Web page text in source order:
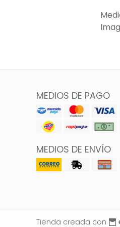
MEDIOS DE PAGO
MEDIOS DE ENVÍO
Tienda creada con